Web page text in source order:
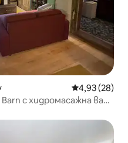
Средна
4,93 (28)
с хидромасажна вана